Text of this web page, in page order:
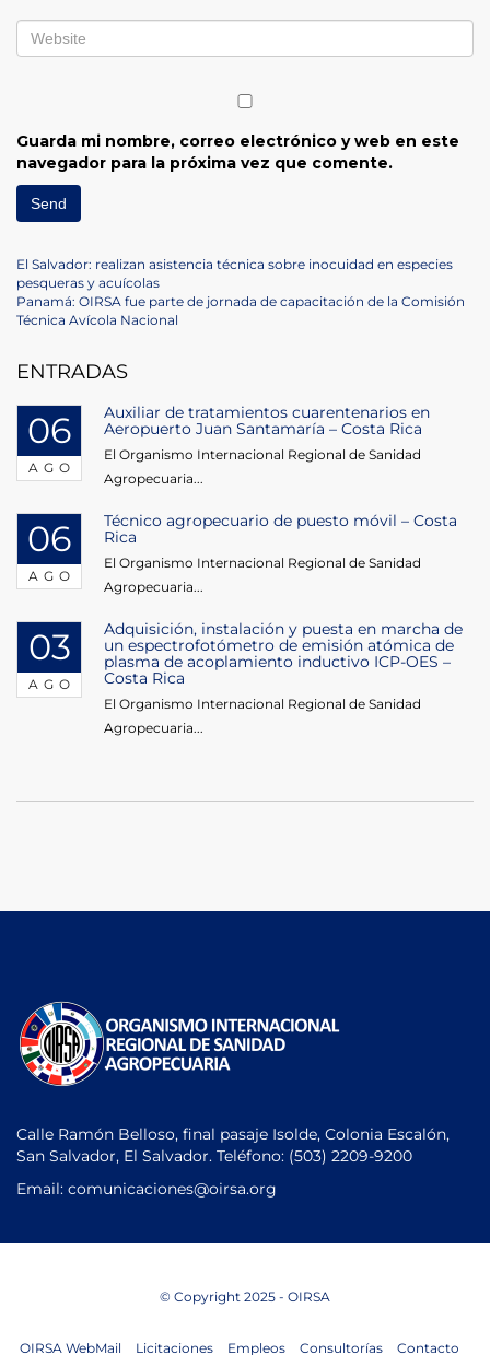
Guarda mi nombre, correo electrónico y web en este
navegador para la próxima vez que comente.
Navegación
de
Previous
Post
El Salvador: realizan asistencia técnica sobre inocuidad en especies
pesqueras y acuícolas
Next
Post
Panamá: OIRSA fue parte de jornada de capacitación de la Comisión
Técnica Avícola Nacional
ENTRADAS
06
AGO
Auxiliar de tratamientos cuarentenarios en
Aeropuerto Juan Santamaría – Costa Rica
El Organismo Internacional Regional de Sanidad
Agropecuaria...
06
AGO
Técnico agropecuario de puesto móvil – Costa
Rica
El Organismo Internacional Regional de Sanidad
Agropecuaria...
03
AGO
Adquisición, instalación y puesta en marcha de
un espectrofotómetro de emisión atómica de
plasma de acoplamiento inductivo ICP-OES –
Costa Rica
El Organismo Internacional Regional de Sanidad
Agropecuaria...
Calle Ramón Belloso, final pasaje Isolde, Colonia Escalón,
San Salvador, El Salvador. Teléfono: (503) 2209-9200
Email: comunicaciones@oirsa.org
© Copyright 2025 - OIRSA
OIRSA WebMail Licitaciones Empleos Consultorías Contacto